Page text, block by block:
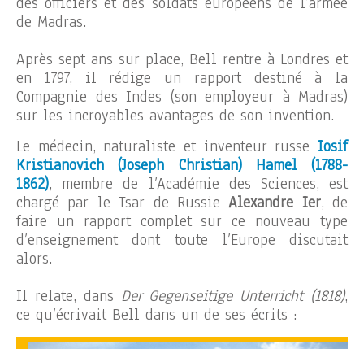
de Madras.
Après sept ans sur place, Bell rentre à Londres et
en 1797, il rédige un rapport destiné à la
Compagnie des Indes (son employeur à Madras)
sur les incroyables avantages de son invention.
Le médecin, naturaliste et inventeur russe Iosif
Kristianovich (Joseph Christian) Hamel (1788-
1862), membre de l’Académie des Sciences, est
chargé par le Tsar de RussieAlexandre Ier, de
faire un rapport complet sur ce nouveau type
d’enseignement dont toute l’Europe discutait
alors.
Il relate, dans Der Gegenseitige Unterricht (1818),
ce qu’écrivait Bell dans un de ses écrits :